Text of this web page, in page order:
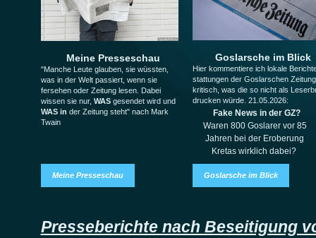
Meine Presseschau
"Manche Leute glauben, sie wüssten,
was in der Welt passiert, wenn sie
fersehen oder Zeitung lesen. Dabei
wissen sie nur, WASgesendet wird und
WAS in der Zeitung steht" nach Mark
Twain
Meine Presseschau
Goslarsche im Blick
Hier kommentiere ich lokale
stattungen der Goslarschen Zeitung
kritisch, was die so nicht als
drucken würde. 21.05.2026:
Fake News in der GZ?
Waren 800 Goslarer vor 85
Jahren bei der Eroberung
Kretas wirklich dabei?
Goslarsche im Blick
Presseberichte nach Beseitigung